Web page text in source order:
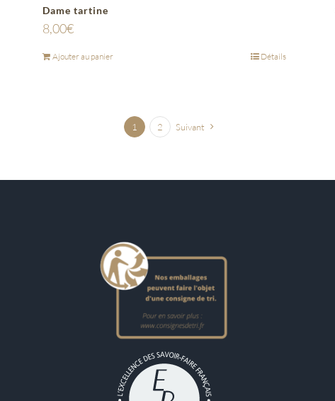
Dame tartine
8,00€
Ajouter au panier Détails
1 2 Suivant